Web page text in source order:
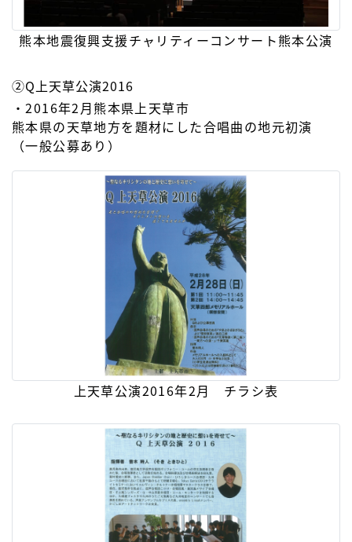
熊本地震復興支援チャリティーコンサート熊本公演
②Q上天草公演2016
・2016年2月熊本県上天草市
熊本県の天草地方を題材にした合唱曲の地元初演
（一般公募あり）
上天草公演2016年2月 チラシ表